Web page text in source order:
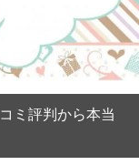
ミ評判から本当